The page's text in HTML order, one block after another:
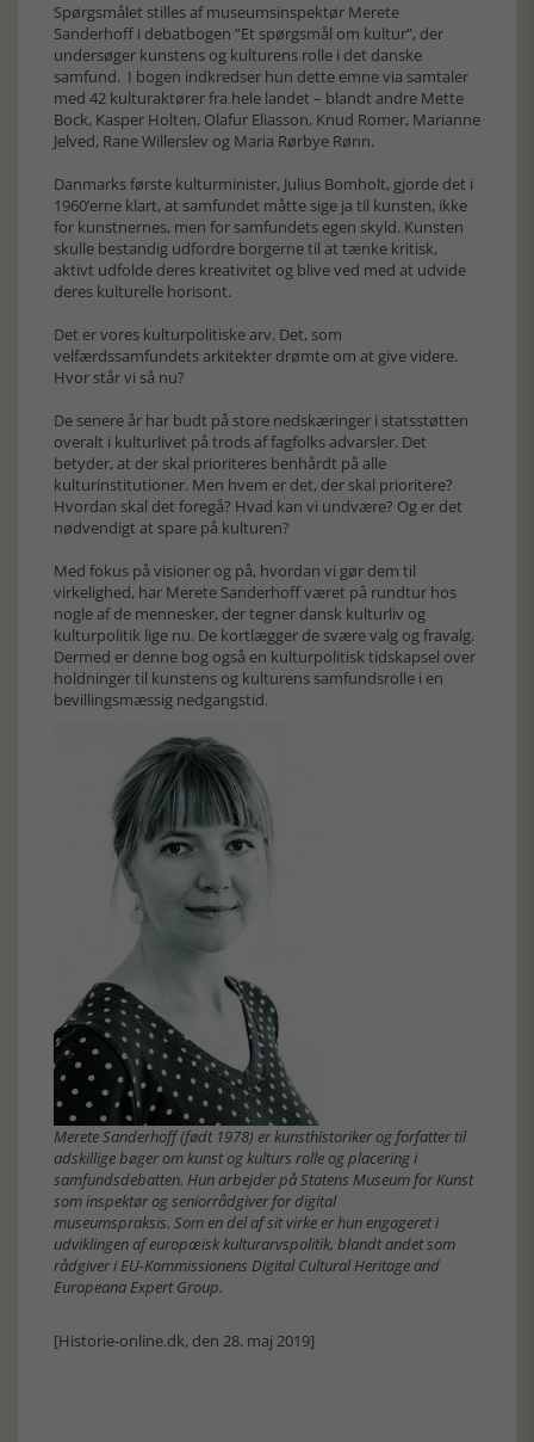
Spørgsmålet stilles af museumsinspektør Merete
Sanderhoff i debatbogen ”Et spørgsmål om kultur”, der
undersøger kunstens og kulturens rolle i det danske
samfund. I bogen indkredser hun dette emne via samtaler
med 42 kulturaktører fra hele landet – blandt andre Mette
Bock, Kasper Holten, Olafur Eliasson, Knud Romer, Marianne
Jelved, Rane Willerslev og Maria Rørbye Rønn.
Danmarks første kulturminister, Julius Bomholt, gjorde det i
1960’erne klart, at samfundet måtte sige ja til kunsten, ikke
for kunstnernes, men for samfundets egen skyld. Kunsten
skulle bestandig udfordre borgerne til at tænke kritisk,
aktivt udfolde deres kreativitet og blive ved med at udvide
deres kulturelle horisont.
Det er vores kulturpolitiske arv. Det, som
velfærdssamfundets arkitekter drømte om at give videre.
Hvor står vi så nu?
De senere år har budt på store nedskæringer i statsstøtten
overalt i kulturlivet på trods af fagfolks advarsler. Det
betyder, at der skal prioriteres benhårdt på alle
kulturinstitutioner. Men hvem er det, der skal prioritere?
Hvordan skal det foregå? Hvad kan vi undvære? Og er det
nødvendigt at spare på kulturen?
Med fokus på visioner og på, hvordan vi gør dem til
virkelighed, har Merete Sanderhoff været på rundtur hos
nogle af de mennesker, der tegner dansk kulturliv og
kulturpolitik lige nu. De kortlægger de svære valg og fravalg.
Dermed er denne bog også en kulturpolitisk tidskapsel over
holdninger til kunstens og kulturens samfundsrolle i en
bevillingsmæssig nedgangstid.
Merete Sanderhoff (født 1978) er kunsthistoriker og forfatter til
adskillige bøger om kunst og kulturs rolle og placering i
samfundsdebatten. Hun arbejder på Statens Museum for Kunst
som inspektør og seniorrådgiver for digital
museumspraksis. Som en del af sit virke er hun engageret i
udviklingen af europæisk kulturarvspolitik, blandt andet som
rådgiver i EU-Kommissionens Digital Cultural Heritage and
Europeana Expert Group.
[Historie-online.dk, den 28. maj 2019]